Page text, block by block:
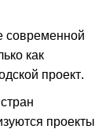
современной
как
проект.
проекты